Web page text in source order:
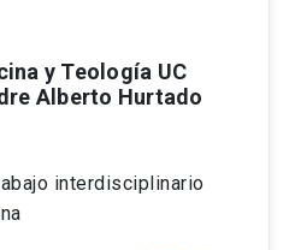
y Teología UC
Alberto Hurtado
interdisciplinario